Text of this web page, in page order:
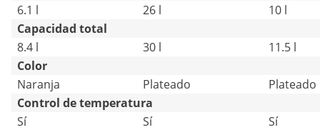
6.1 l
26 l
10 l
Capacidad total
8.4 l
30 l
11.5 l
Color
Naranja
Plateado
Plateado
Control de temperatura
Sí
Sí
Sí